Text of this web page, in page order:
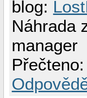
blog:
Náhrada
manager